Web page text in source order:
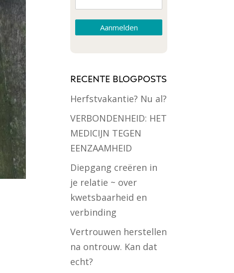
Aanmelden
RECENTE BLOGPOSTS
Herfstvakantie? Nu al?
VERBONDENHEID: HET
MEDICIJN TEGEN
EENZAAMHEID
Diepgang creëren in
je relatie ~ over
kwetsbaarheid en
verbinding
Vertrouwen herstellen
na ontrouw. Kan dat
echt?